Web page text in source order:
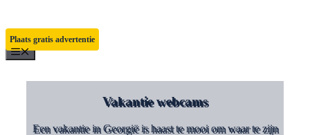
de
inhoud
Plaats gratis advertentie
Menu
Vakantie webcams
Een vakantie in Georgië is haast te mooi om waar te zijn